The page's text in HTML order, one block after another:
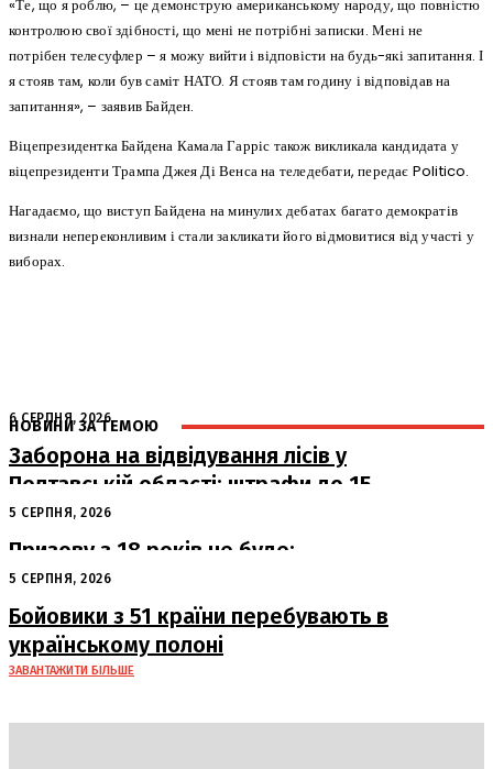
«Те, що я роблю, – це демонструю американському народу, що повністю
контролюю свої здібності, що мені не потрібні записки. Мені не
потрібен телесуфлер – я можу вийти і відповісти на будь-які запитання. І
я стояв там, коли був саміт НАТО. Я стояв там годину і відповідав на
запитання», – заявив Байден.
Віцепрезидентка Байдена Камала Гарріс також викликала кандидата у
віцепрезиденти Трампа Джея Ді Венса на теледебати, передає Politico.
Нагадаємо, що виступ Байдена на минулих дебатах багато демократів
визнали непереконливим і стали закликати його відмовитися від участі у
виборах.
НОВИНИ ЗА ТЕМОЮ
6 СЕРПНЯ, 2026
Заборона на відвідування лісів у
Полтавській області: штрафи до 15
тисяч гривень
5 СЕРПНЯ, 2026
Призову з 18 років не буде:
офіційна позиція Офісу Президента
5 СЕРПНЯ, 2026
Бойовики з 51 країни перебувають в
українському полоні
ЗАВАНТАЖИТИ БІЛЬШЕ